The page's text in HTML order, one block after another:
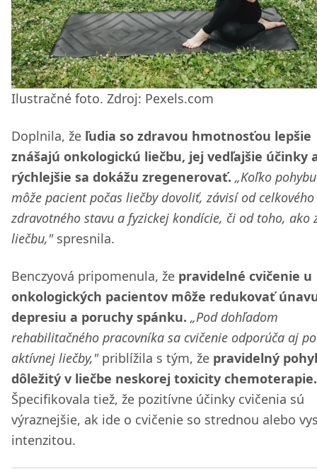
Ilustračné foto. Zdroj: Pexels.com
Doplnila, že ľudia so zdravou hmotnosťou lepšie
znášajú onkologickú liečbu, jej vedľajšie účinky
rýchlejšie sa dokážu zregenerovať. „Koľko
môže pacient počas liečby dovoliť, závisí od celkového
zdravotného stavu a fyzickej kondície, či od toho, ako
liečbu,"spresnila.
Benczyová pripomenula, že pravidelné cvičenie u
onkologických pacientov môže redukovať
depresiu a poruchy spánku. „Pod dohľadom
rehabilitačného pracovníka sa cvičenie odporúča aj
aktívnej liečby,"priblížila s tým, že pravidelný
dôležitý v liečbe neskorej toxicity chemoterapie.
Špecifikovala tiež, že pozitívne účinky cvičenia sú
výraznejšie, ak ide o cvičenie so strednou alebo
intenzitou.